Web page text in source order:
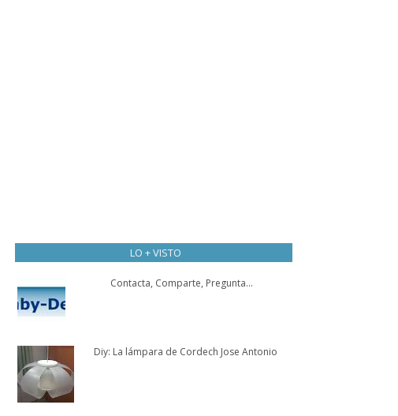
LO + VISTO
Contacta, Comparte, Pregunta...
Diy: La lámpara de Cordech Jose Antonio